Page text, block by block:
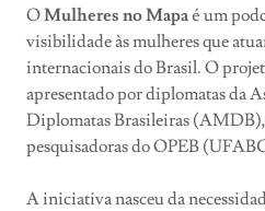
OMulheres no Mapaé um
visibilidade às mulheres que
internacionais do Brasil. O
apresentado por diplomatas da
Diplomatas Brasileiras
pesquisadoras do OPEB
A iniciativa nasceu da